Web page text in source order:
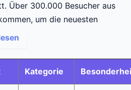
Über 300.000 Besucher aus
um die neuesten
Kategorie